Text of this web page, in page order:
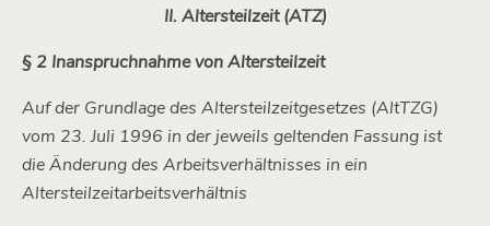
II. Altersteilzeit (ATZ)
§ 2 Inanspruchnahme von Altersteilzeit
Auf der Grundlage des Altersteilzeitgesetzes (AltTZG)
vom 23. Juli 1996 in der jeweils geltenden Fassung ist
die Änderung des Arbeitsverhältnisses in ein
Altersteilzeitarbeitsverhältnis